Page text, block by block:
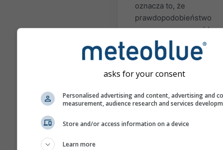
oznacza to, że
prawdopodobieństwo
poprawnego
sezonu dla danego
bardzo małe. Istnieją
sezonowe mogą być
przykładami są zjawiska
asks for your consent
Personalised advertising and content, advertising and
measurement, audience research and services
Store and/or access information on a device
Learn more